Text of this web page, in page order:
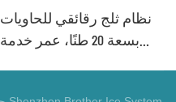
نظام ثلج رقائقي للحاويات
بسعة 20 طنًا، عمر خدمة